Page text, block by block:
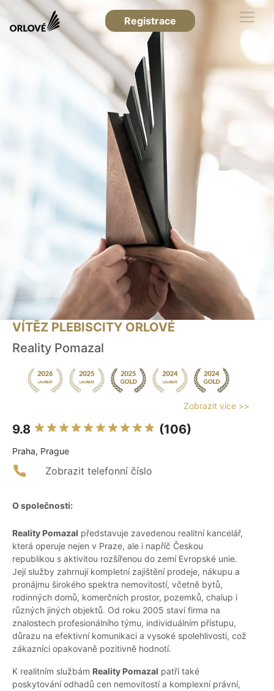
Registrace
VÍTĚZ PLEBISCITY ORLOVÉ
Reality Pomazal
Zobrazit více >>
9.8 (106)
Praha, Prague
Zobrazit telefonní číslo
O společnosti:
Reality Pomazal představuje zavedenou realitní kancelář,
která operuje nejen v Praze, ale i napříč Českou
republikou s aktivitou rozšířenou do zemí Evropské unie.
Její služby zahrnují kompletní zajištění prodeje, nákupu a
pronájmu širokého spektra nemovitostí, včetně bytů,
rodinných domů, komerčních prostor, pozemků, chalup i
různých jiných objektů. Od roku 2005 staví firma na
znalostech profesionálního týmu, individuálním přístupu,
důrazu na efektivní komunikaci a vysoké spolehlivosti, což
zákazníci opakovaně pozitivně hodnotí.
K realitním službám Reality Pomazal patří také
poskytování odhadů cen nemovitostí a komplexní právní,